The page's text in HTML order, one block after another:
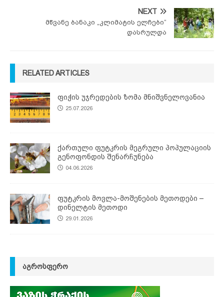
NEXT
მწვანე ბანაკი „კლიმატის ელჩები“
დასრულდა
RELATED ARTICLES
ფიჭის უჯრედების ზომა მნიშვნელოვანია
25.07.2026
ქართული ფუტკრის მეგრული პოპულაციის
გენოფონდის შენარჩუნება
04.06.2026
ფუტკრის მოვლა-მოშენების მეთოდები –
დინელტის მეთოდი
29.01.2026
ᲐᲒᲠᲝᲡᲤᲔᲠᲝ